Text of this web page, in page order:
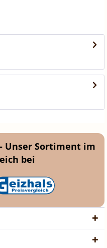
Unser Sortiment im
bei